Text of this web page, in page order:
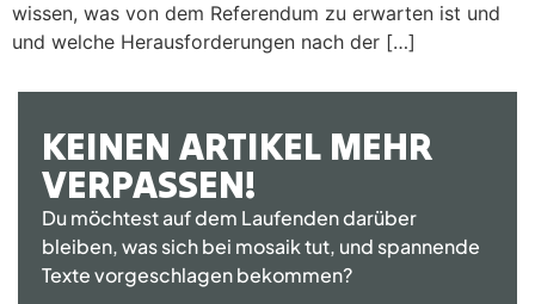
wissen, was von dem Referendum zu erwarten ist und
und welche Herausforderungen nach der […]
KEINEN ARTIKEL MEHR
VERPASSEN!
Du möchtest auf dem Laufenden darüber
bleiben, was sich bei mosaik tut, und spannende
Texte vorgeschlagen bekommen?